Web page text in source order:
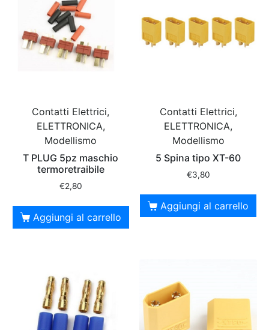
Contatti Elettrici,
ELETTRONICA,
Modellismo
T PLUG 5pz maschio
termoretraibile
€2,80
Aggiungi al carrello
Contatti Elettrici,
ELETTRONICA,
Modellismo
5 Spina tipo XT-60
€3,80
Aggiungi al carrello